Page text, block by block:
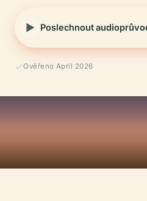
Poslechnout
Ověřeno April 2026